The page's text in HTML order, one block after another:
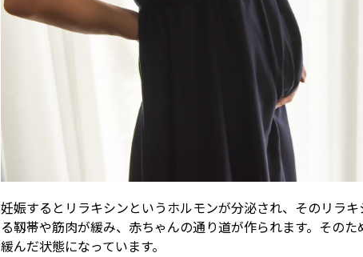
妊娠するとリラキシンというホルモンが分泌され、そのリラ
る靱帯や筋肉が緩み、赤ちゃんの通り道が作られます。その
緩んだ状態になっています。